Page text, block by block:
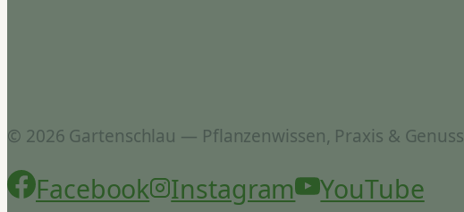
© 2026 Gartenschlau — Pflanzenwissen, Praxis & Genuss
Facebook Instagram YouTube